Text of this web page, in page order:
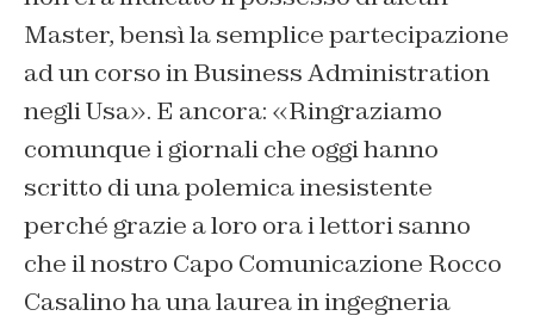
Master, bensì la semplice partecipazione
ad un corso in Business Administration
negli Usa». E ancora: «Ringraziamo
comunque i giornali che oggi hanno
scritto di una polemica inesistente
perché grazie a loro ora i lettori sanno
che il nostro Capo Comunicazione Rocco
Casalino ha una laurea in ingegneria